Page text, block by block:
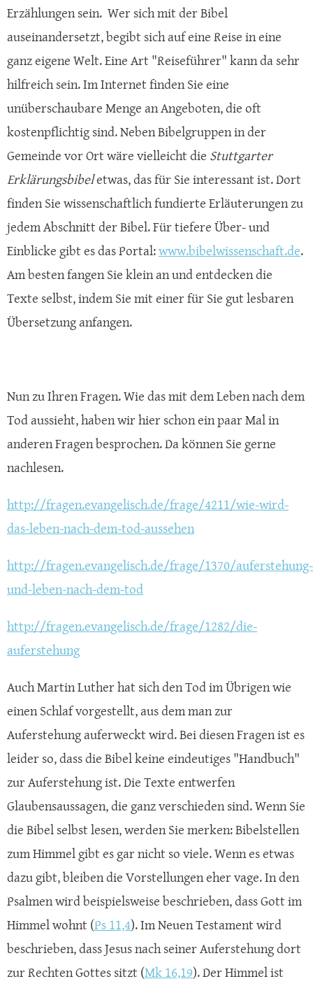
Erzählungen sein. Wer sich mit der Bibel
auseinandersetzt, begibt sich auf eine Reise in eine
ganz eigene Welt. Eine Art "Reiseführer" kann da sehr
hilfreich sein. Im Internet finden Sie eine
unüberschaubare Menge an Angeboten, die oft
kostenpflichtig sind. Neben Bibelgruppen in der
Gemeinde vor Ort wäre vielleicht die Stuttgarter
Erklärungsbibeletwas, das für Sie interessant ist. Dort
finden Sie wissenschaftlich fundierte Erläuterungen zu
jedem Abschnitt der Bibel. Für tiefere Über- und
Einblicke gibt es das Portal:www.bibelwissenschaft.de.
Am besten fangen Sie klein an und entdecken die
Texte selbst, indem Sie mit einer für Sie gut lesbaren
Übersetzung anfangen.
Nun zu Ihren Fragen. Wie das mit dem Leben nach dem
Tod aussieht, haben wir hier schon ein paar Mal in
anderen Fragen besprochen. Da können Sie gerne
nachlesen.
http://fragen.evangelisch.de/frage/4211/wie-wird-
das-leben-nach-dem-tod-aussehen
http://fragen.evangelisch.de/frage/1370/auferstehung-
und-leben-nach-dem-tod
http://fragen.evangelisch.de/frage/1282/die-
auferstehung
Auch Martin Luther hat sich den Tod im Übrigen wie
einen Schlaf vorgestellt, aus dem man zur
Auferstehung auferweckt wird. Bei diesen Fragen ist es
leider so, dass die Bibel keine eindeutiges "Handbuch"
zur Auferstehung ist. Die Texte entwerfen
Glaubensaussagen, die ganz verschieden sind. Wenn Sie
die Bibel selbst lesen, werden Sie merken: Bibelstellen
zum Himmel gibt es gar nicht so viele. Wenn es etwas
dazu gibt, bleiben die Vorstellungen eher vage. In den
Psalmen wird beispielsweise beschrieben, dass Gott im
Himmel wohnt (Ps 11,4). Im Neuen Testament wird
beschrieben, dass Jesus nach seiner Auferstehung dort
zur Rechten Gottes sitzt (Mk 16,19). Der Himmel ist